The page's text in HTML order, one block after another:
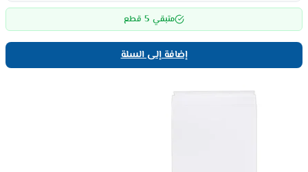
متبقي 5 قطع
إضافة إلى السلة